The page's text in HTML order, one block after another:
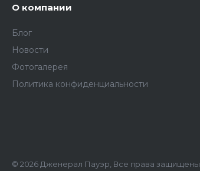
О компании
Блог
Новости
Фотогалерея
Политика конфиденциальности
© 2026 Дженерал Пауэр, Все права защищены